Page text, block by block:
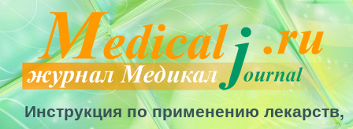
Перейти
к
основному
содержанию
Инструкция по применению лекарств,